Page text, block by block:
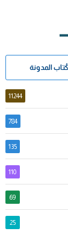
كُتاب المدونة
11244
784
135
110
69
25